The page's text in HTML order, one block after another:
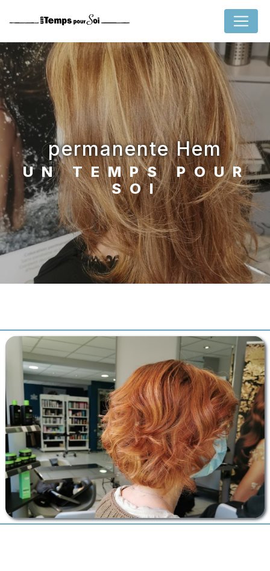
permanente Hem
UN TEMPS POUR
SOI